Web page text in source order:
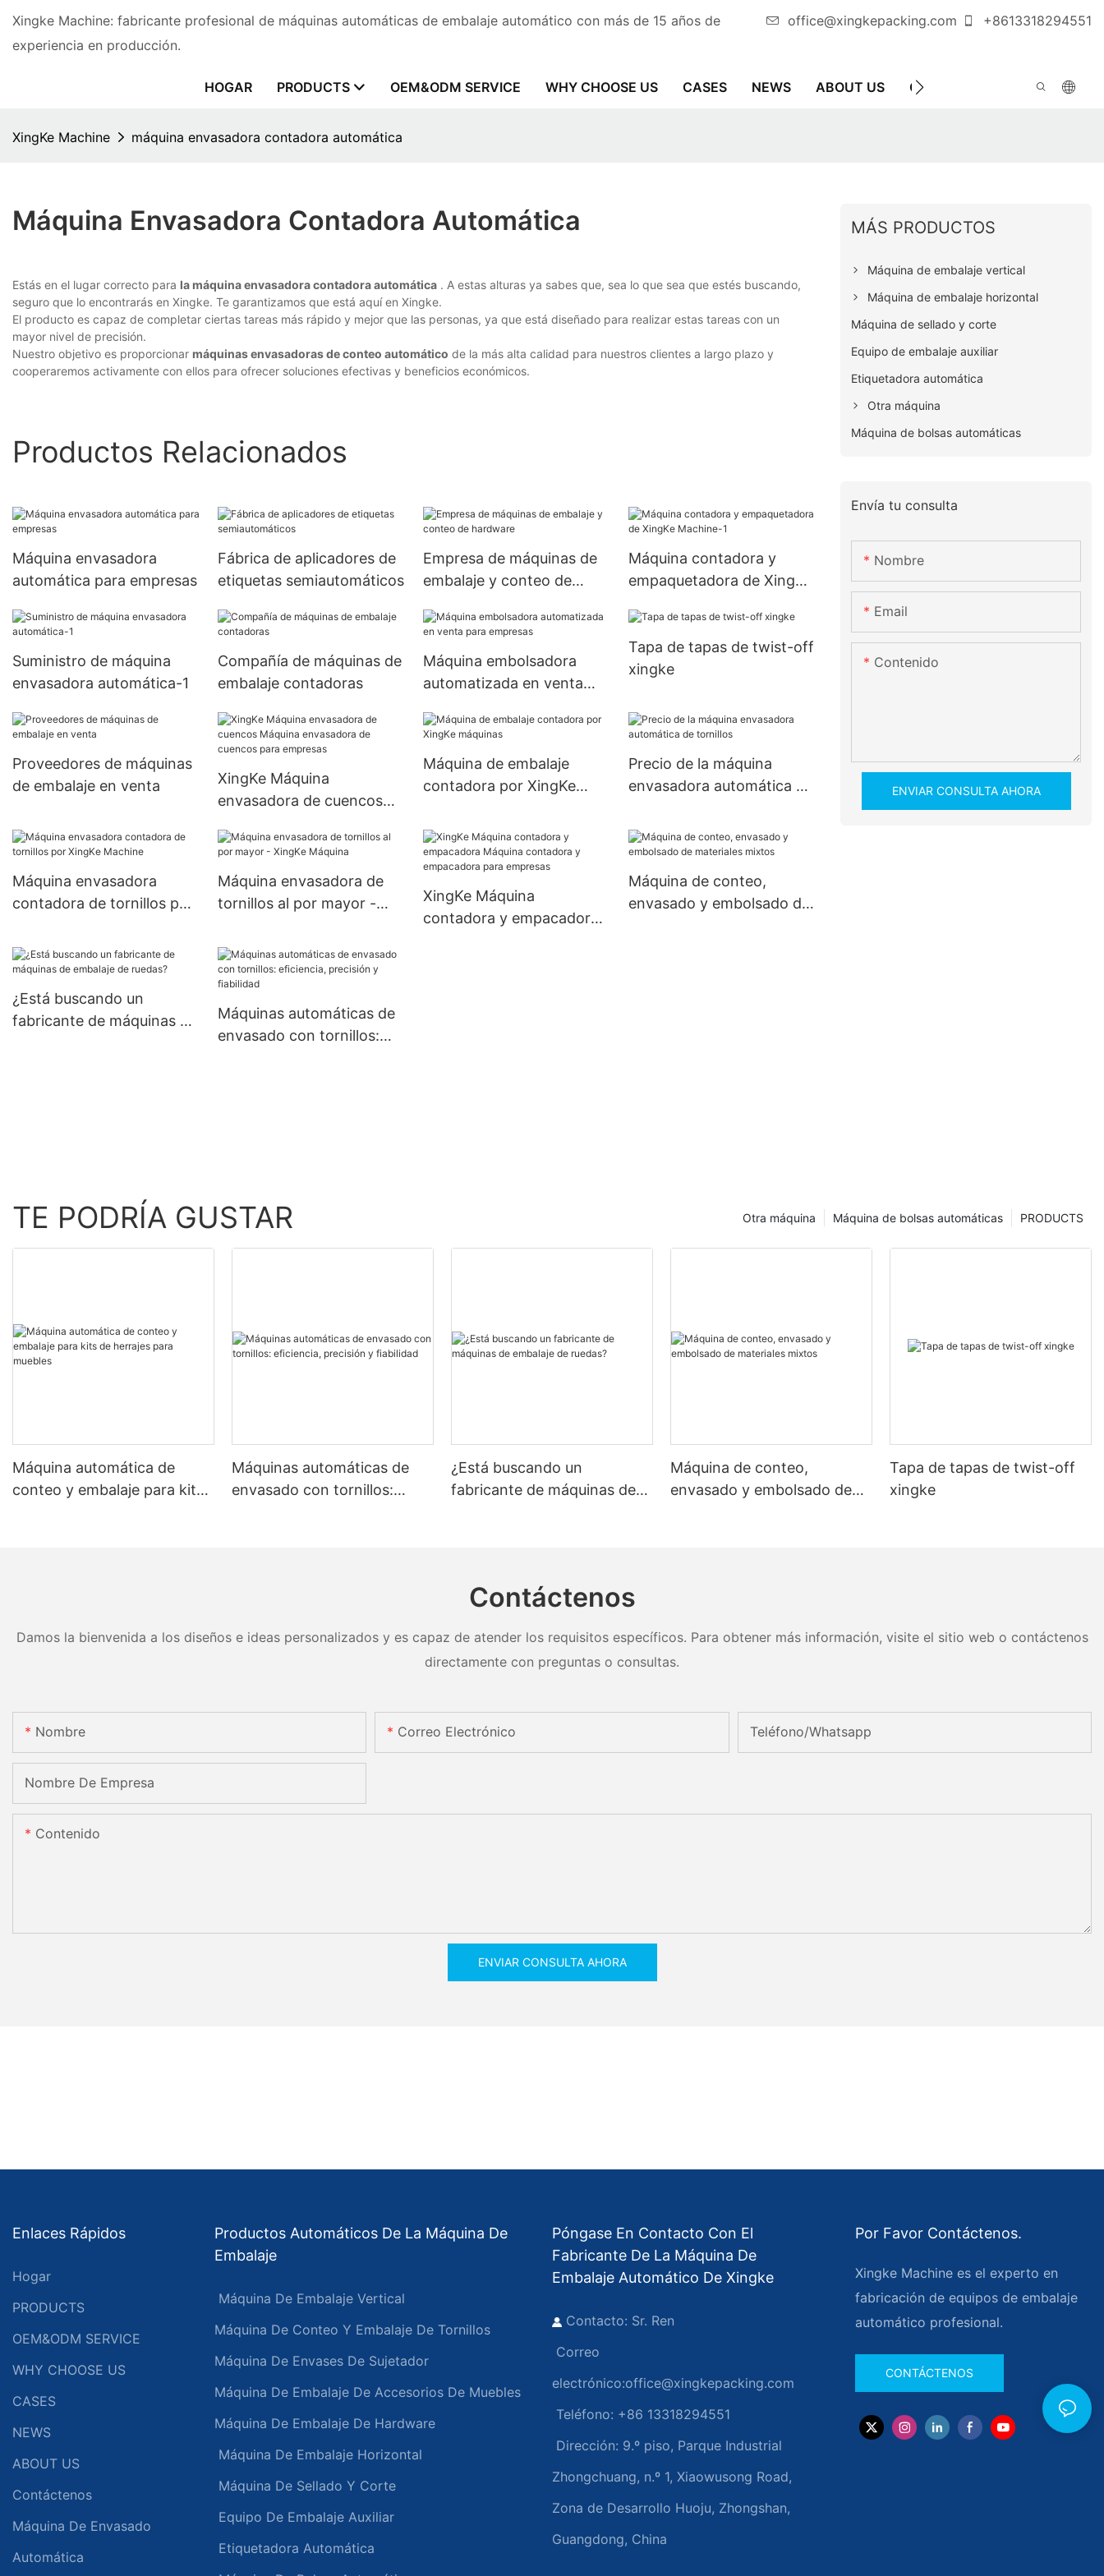
Xingke Machine: fabricante profesional de máquinas automáticas de embalaje automático con más de 15 años de
experiencia en producción.
office@xingkepacking.com +8613318294551
HOGAR PRODUCTS OEM&ODM SERVICE WHY CHOOSE US CASES NEWS ABOUT US CONTÁCTENOS MÁQUINA
XingKe Machine máquina envasadora contadora automática
Máquina Envasadora Contadora Automática
Estás en el lugar correcto para la máquina envasadora contadora automática . A estas alturas ya sabes que, sea lo que sea que estés buscando,
seguro que lo encontrarás en Xingke. Te garantizamos que está aquí en Xingke.
El producto es capaz de completar ciertas tareas más rápido y mejor que las personas, ya que está diseñado para realizar estas tareas con un
mayor nivel de precisión.
Nuestro objetivo es proporcionar máquinas envasadoras de conteo automático de la más alta calidad para nuestros clientes a largo plazo y
cooperaremos activamente con ellos para ofrecer soluciones efectivas y beneficios económicos.
Productos Relacionados
Máquina envasadora
automática para empresas
Fábrica de aplicadores de
etiquetas semiautomáticos
Empresa de máquinas de
embalaje y conteo de
Máquina contadora y
empaquetadora de XingKe
Suministro de máquina
envasadora automática-1
Compañía de máquinas de
embalaje contadoras
Máquina embolsadora
automatizada en venta
Tapa de tapas de twist-off
xingke
Proveedores de máquinas
de embalaje en venta
XingKe Máquina
envasadora de cuencos
cuencos para empresas
Máquina de embalaje
contadora por XingKe
Precio de la máquina
envasadora automática de
Máquina envasadora
contadora de tornillos por
Máquina envasadora de
tornillos al por mayor -
XingKe Máquina
contadora y empacadora
Máquina de conteo,
envasado y embolsado de
¿Está buscando un
fabricante de máquinas de
Máquinas automáticas de
envasado con tornillos:
MÁS PRODUCTOS
Máquina de embalaje vertical
Máquina de embalaje horizontal
Máquina de sellado y corte
Equipo de embalaje auxiliar
Etiquetadora automática
Otra máquina
Máquina de bolsas automáticas
Envía tu consulta
Nombre
Email
Contenido
ENVIAR CONSULTA AHORA
TE PODRÍA GUSTAR PRODUCTS
Máquina de bolsas automáticas
Otra máquina
Máquina automática de
conteo y embalaje para kits
Máquinas automáticas de
envasado con tornillos:
¿Está buscando un
fabricante de máquinas de
Máquina de conteo,
envasado y embolsado de
Tapa de tapas de twist-off
xingke
Contáctenos
Damos la bienvenida a los diseños e ideas personalizados y es capaz de atender los requisitos específicos. Para obtener más información, visite el sitio web o contáctenos
directamente con preguntas o consultas.
Nombre Correo Electrónico Teléfono/whatsapp
Nombre De Empresa
Contenido
ENVIAR CONSULTA AHORA
Enlaces Rápidos
Hogar
PRODUCTS
OEM&ODM SERVICE
WHY CHOOSE US
CASES
NEWS
ABOUT US
Contáctenos
Máquina De Envasado
Automática
Productos Automáticos De La Máquina De
Embalaje
Máquina De Embalaje Vertical
Máquina De Conteo Y Embalaje De Tornillos
Máquina De Envases De Sujetador
Máquina De Embalaje De Accesorios De Muebles
Máquina De Embalaje De Hardware
Máquina De Embalaje Horizontal
Máquina De Sellado Y Corte
Equipo De Embalaje Auxiliar
Etiquetadora Automática
Póngase En Contacto Con El
Fabricante De La Máquina De
Embalaje Automático De Xingke
Contacto: Sr. Ren
Correo
electrónico:office@xingkepacking.com
Teléfono: +86 13318294551
Dirección: 9.º piso, Parque Industrial
Zhongchuang, n.º 1, Xiaowusong Road,
Zona de Desarrollo Huoju, Zhongshan,
Guangdong, China
Por Favor Contáctenos.
Xingke Machine es el experto en
fabricación de equipos de embalaje
automático profesional.
CONTÁCTENOS